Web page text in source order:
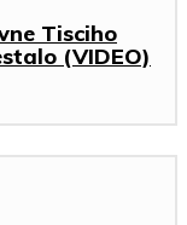
Tisciho
(VIDEO)